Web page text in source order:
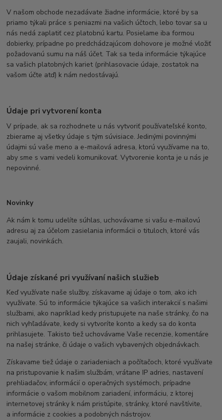
V našom obchode nezadávate žiadne informácie, ktoré by sa
priamo týkali práce s peniazmi na vašich účtoch, lebo tovar sa u
nás nedá zaplatiť cez platobnú kartu. Posielame iba formou
dobierky, prípadne po predchádzajúcom dohovore je možné vložiť
požadovanú sumu na náš účet. Tak sa teda informácie týkajúce
sa vašich platobných kariet (prihlasovacie údaje, zostatok na
vašom účte atď) k nám nedostávajú.
Údaje pri vytvorení konta
V prípade, ak sa rozhodnete u nás vytvoriť používateľské konto,
zbierame aj všetky údaje s tým súvisiace. Jedinými povinnými
údajmi sú vaše meno a e-mailová adresa, ktorú využívame na to,
aby sme s vami vedeli komunikovať. Vytvorenie konta je u nás je
nepovinné.
Novinky
Ak nám k tomu udelíte súhlas, uchovávame si vašu e-mailovú
adresu aj za účelom zasielania informácii o tituloch, ktoré vás
zaujali, novinkách.
Údaje získané pri využívaní našich služieb
Keď využívate naše služby, získavame aj údaje o tom, ako ich
využívate. Sú to informácie týkajúce sa vašich interakcií s našimi
službami, ako napríklad kedy pristupujete na naše stránky, čo na
nich vyhľadávate, kedy si vytvoríte konto a kedy sa do konta
prihlasujete. Takisto tiež uchovávame Vaše recenzie, komentáre
na našej stránke, či údaje o vašich vybavených objednávkach.
Získavame tiež údaje o zariadeniach a počítačoch, ktoré využívate
na pristupovanie k našim službám, vrátane IP adries, nastavení
prehliadačov, informácií o operačných systémoch, prípadne
informácie o vašom mobilnom zariadení, informáciu, z ktorej
internetovej stránky k nám pristúpite, stránky, ktoré navštívite,
a informácie z cookies a podobných nástrojov.